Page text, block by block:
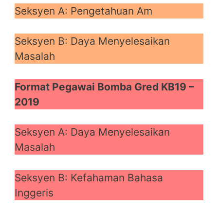
Seksyen A: Pengetahuan Am
Seksyen B: Daya Menyelesaikan
Masalah
Format Pegawai Bomba Gred KB19 –
2019
Seksyen A: Daya Menyelesaikan
Masalah
Seksyen B: Kefahaman Bahasa
Inggeris